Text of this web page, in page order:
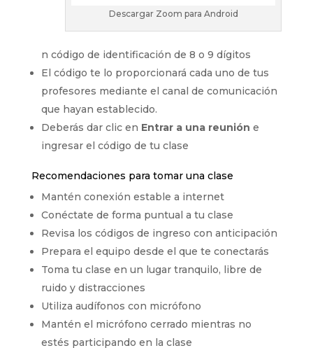
Descargar Zoom para Android
n código de identificación de 8 o 9 dígitos
El código te lo proporcionará cada uno de tus
profesores mediante el canal de comunicación
que hayan establecido.
Deberás dar clic en Entrar a una reunión e
ingresar el código de tu clase
Recomendaciones para tomar una clase
Mantén conexión estable a internet
Conéctate de forma puntual a tu clase
Revisa los códigos de ingreso con anticipación
Prepara el equipo desde el que te conectarás
Toma tu clase en un lugar tranquilo, libre de
ruido y distracciones
Utiliza audífonos con micrófono
Mantén el micrófono cerrado mientras no
estés participando en la clase